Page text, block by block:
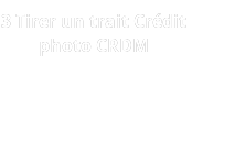
3 Tirer un trait Crédit
photo CRDM